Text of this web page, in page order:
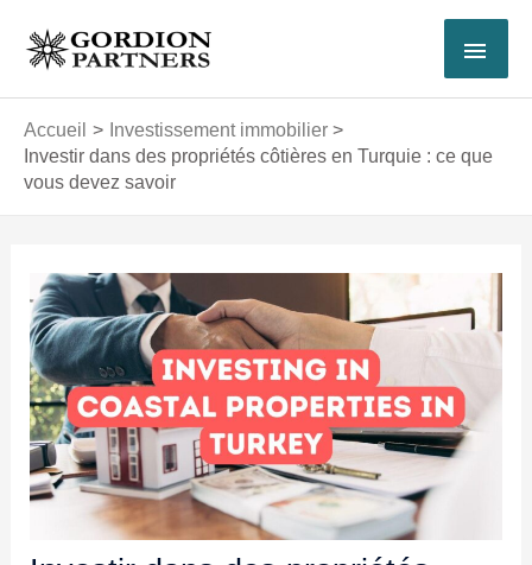
contenu
Accueil
Investissement immobilier
Investir dans des propriétés côtières en Turquie : ce que
vous devez savoir
articles